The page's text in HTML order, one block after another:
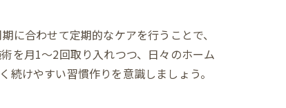
に合わせて定期的なケアを行うことで、
を月1〜2回取り入れつつ、日々のホーム
けやすい習慣作りを意識しましょう。